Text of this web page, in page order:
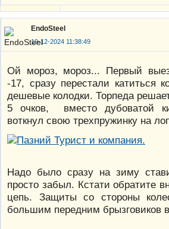
EndoSteel
19-12-2024 11:38:49
Ой мороз, мороз... Первый
-17, сразу перестали катиться
дешевые колодки. Торпеда
5 очков, вместо дубоватой
воткнул свою трехпружинку на
Надо было сразу на зиму
просто забыл. Кстати обратите
цепь. Защиты со стороны
большим передним брызговиков